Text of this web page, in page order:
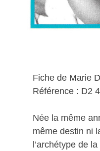
Fiche de Marie
Référence : D2
Née la même
même destin ni
l’archétype de